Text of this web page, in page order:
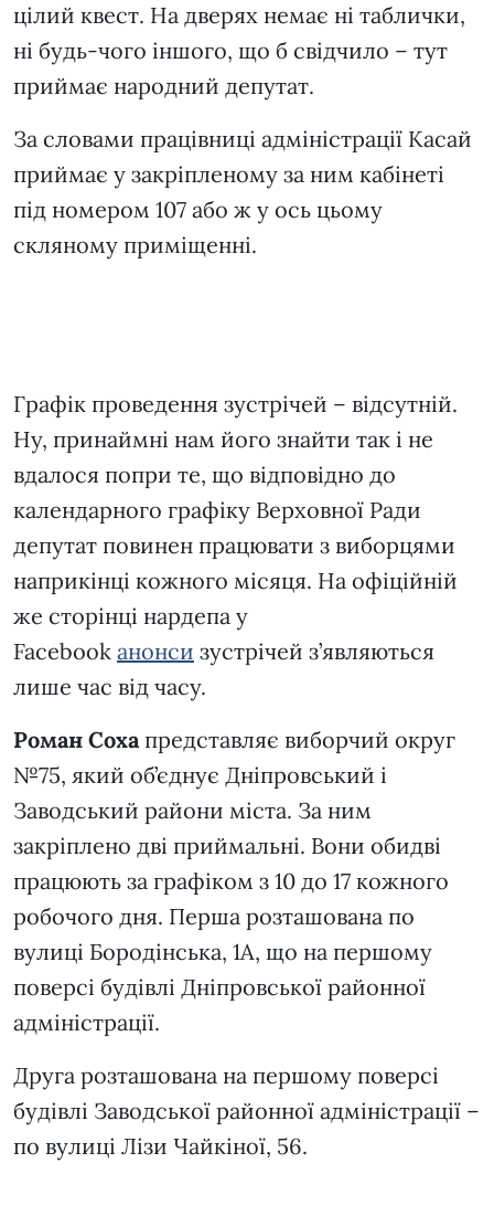
цілий квест. На дверях немає ні таблички,
ні будь-чого іншого, що б свідчило – тут
приймає народний депутат.
За словами працівниці адміністрації Касай
приймає у закріпленому за ним кабінеті
під номером 107 або ж у ось цьому
скляному приміщенні.
Графік проведення зустрічей – відсутній.
Ну, принаймні нам його знайти так і не
вдалося попри те, що відповідно до
календарного графіку Верховної Ради
депутат повинен працювати з виборцями
наприкінці кожного місяця. На офіційній
же сторінці нардепа у
Facebook анонси зустрічей з’являються
лише час від часу.
Роман Соха представляє виборчий округ
№75, який об’єднує Дніпровський і
Заводський райони міста. За ним
закріплено дві приймальні. Вони обидві
працюють за графіком з 10 до 17 кожного
робочого дня. Перша розташована по
вулиці Бородінська, 1А, що на першому
поверсі будівлі Дніпровської районної
адміністрації.
Друга розташована на першому поверсі
будівлі Заводської районної адміністрації –
по вулиці Лізи Чайкіної, 56.